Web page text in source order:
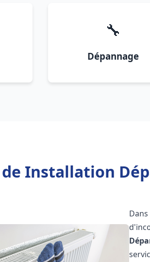
🔧
Dépannage
Installation